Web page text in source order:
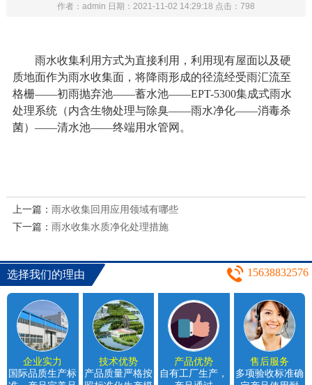
作者：admin 日期：2021-11-02 14:29:18 点击：798
雨水收集利用方式为直接利用，利用现有屋面以及硬
质地面作为雨水收集面，将降雨形成的径流经受雨汇流至
格栅——初雨抛弃池——蓄水池——EPT-5300集成式雨水
处理系统（内含生物处理与除臭——雨水净化——消毒杀
菌）——清水池——终端用水管网。
上一篇： 雨水收集回用应用领域有哪些
下一篇： 雨水收集水质净化处理措施
选择我们的理由 15638832576
企业实力
国际品质生产标
技术优势
产品质量严格按
产品优势
自有工厂生产，
售后服务
多项验收标准确